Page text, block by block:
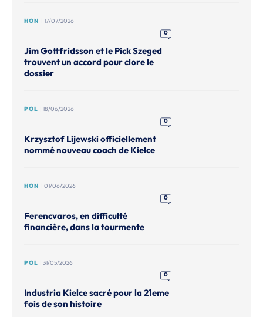
HON | 17/07/2026
0
Jim Gottfridsson et le Pick Szeged
trouvent un accord pour clore le
dossier
POL | 18/06/2026
0
Krzysztof Lijewski officiellement
nommé nouveau coach de Kielce
HON | 01/06/2026
0
Ferencvaros, en difficulté
financière, dans la tourmente
POL | 31/05/2026
0
Industria Kielce sacré pour la 21eme
fois de son histoire